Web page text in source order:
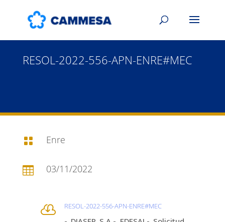
RESOL-2022-556-APN-ENRE#MEC
 Enre
 03/11/2022
 RESOL-2022-556-APN-ENRE#MEC